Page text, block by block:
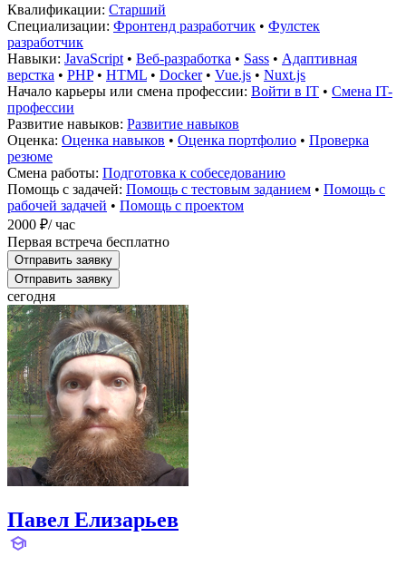
Квалификации: Старший
Специализации: Фронтенд разработчик • Фулстек
разработчик
Навыки: JavaScript • Веб-разработка • Sass • Адаптивная
верстка • PHP• HTML • Docker• Vue.js • Nuxt.js
Начало карьеры или смена профессии: Войти в IT • Смена IT-
профессии
Развитие навыков: Развитие навыков
Оценка: Оценка навыков • Оценка портфолио • Проверка
резюме
Смена работы: Подготовка к собеседованию
Помощь с задачей: Помощь с тестовым заданием • Помощь с
рабочей задачей • Помощь с проектом
2000 ₽/ час
Первая встреча бесплатно
Отправить заявку
Отправить заявку
сегодня
Павел Елизарьев